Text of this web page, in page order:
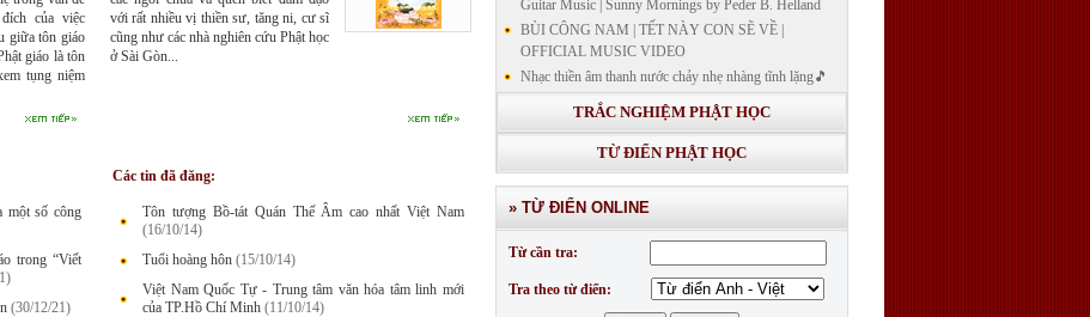
của việc
giữa tôn giáo
giáo là tôn
tụng niệm
với rất nhiều vị thiền sư, tăng ni, cư sĩ
cũng như các nhà nghiên cứu Phật học
ở Sài Gòn...
một số công
trong “Viết
(30/12/21)
Các tin đã đăng:
Tôn tượng Bồ-tát Quán Thế Âm cao nhất Việt Nam
(16/10/14)
Tuổi hoàng hôn (15/10/14)
Việt Nam Quốc Tự - Trung tâm văn hóa tâm linh mới
của TP.Hồ Chí Minh (11/10/14)
Guitar Music | Sunny Mornings by Peder B. Helland
BÙI CÔNG NAM | TẾT NÀY CON SẼ VỀ |
OFFICIAL MUSIC VIDEO
Nhạc thiền âm thanh nước chảy nhẹ nhàng tĩnh lặng🎵
Nhạc thiền lặng tâm
KINH BẢN NGUYỆN CÔNG ĐỨC DƯỢC SƯ
LƯU LY QUANG NHƯ LAI"
GIẢNG GIẢI KINH DƯỢC SƯ - BÀI 14/ GIẢNG
GIẢI KINH BẢN NGUYỆN CÔNG ĐỨC DƯỢC
SƯ LƯU LY QUANG NHƯ LAI
GIẢNG GIẢI KINH DƯỢC SƯ
TRẮC NGHIỆM PHẬT HỌC
TỪ ĐIỂN PHẬT HỌC
» TỪ ĐIỂN ONLINE
Từ cần tra:
Tra theo từ điển: